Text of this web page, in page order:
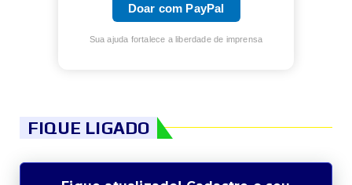
Doar com PayPal
Sua ajuda fortalece a liberdade de imprensa
FIQUE LIGADO